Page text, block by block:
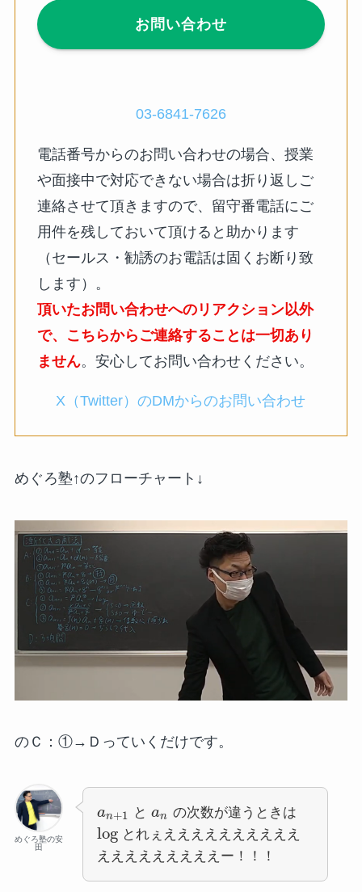
お問い合わせ
03-6841-7626
電話番号からのお問い合わせの場合、授業
や面接中で対応できない場合は折り返しご
連絡させて頂きますので、留守番電話にご
用件を残しておいて頂けると助かります
（セールス・勧誘のお電話は固くお断り致
します）。
頂いたお問い合わせへのリアクション以外
で、こちらからご連絡することは一切あり
ません。安心してお問い合わせください。
X（Twitter）のDMからのお問い合わせ
めぐろ塾↑のフローチャート↓
のＣ：①→Ｄっていくだけです。
めぐろ塾の安
田
an+1 とan の次数が違うときは
log とれぇええええええええええ
えええええええええー！！！